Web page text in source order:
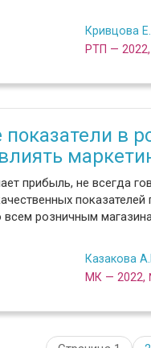
Кривцова
РТП —
показатели в
прибыль, не всегда
розничным
Казакова
МК — 2022,